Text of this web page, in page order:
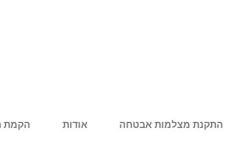
התקנת מצלמות אבטחה
אודות הקמת